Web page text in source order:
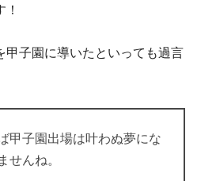
甲子園に導いたといっても過言
甲子園出場は叶わぬ夢にな
せんね。